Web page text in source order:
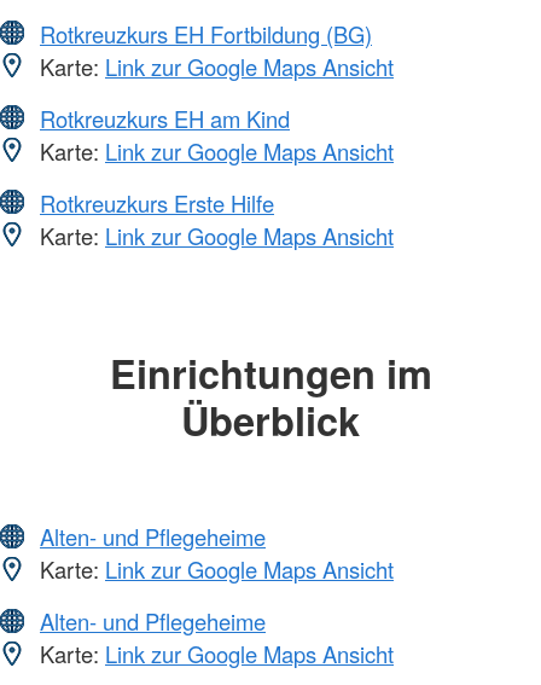
Rotkreuzkurs EH Fortbildung (BG)
Karte: Link zur Google Maps Ansicht
Rotkreuzkurs EH am Kind
Karte: Link zur Google Maps Ansicht
Rotkreuzkurs Erste Hilfe
Karte: Link zur Google Maps Ansicht
Einrichtungen im
Überblick
Alten- und Pflegeheime
Karte: Link zur Google Maps Ansicht
Alten- und Pflegeheime
Karte: Link zur Google Maps Ansicht